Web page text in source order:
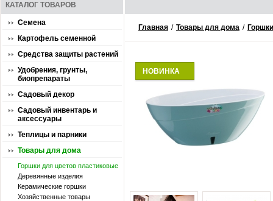
КАТАЛОГ ТОВАРОВ
Семена
Картофель семенной
Средства защиты растений
Удобрения, грунты,
биопрепараты
Садовый декор
Садовый инвентарь и
аксессуары
Теплицы и парники
Товары для дома
Горшки для цветов пластиковые
Деревянные изделия
Керамические горшки
Хозяйственные товары
Главная / Товары для дома /
НОВИНКА